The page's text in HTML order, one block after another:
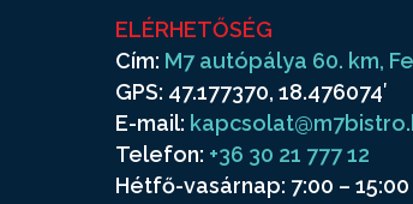
ELÉRHETŐSÉG
Cím: M7 autópálya 60. km,
GPS: 47.177370, 18.476074′
E-mail:
Telefon: +36 30 21 777 12
Hétfő-vasárnap: 7:00 – 15:00